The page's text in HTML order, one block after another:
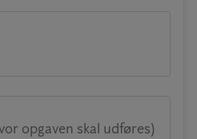
opgaven skal udføres)